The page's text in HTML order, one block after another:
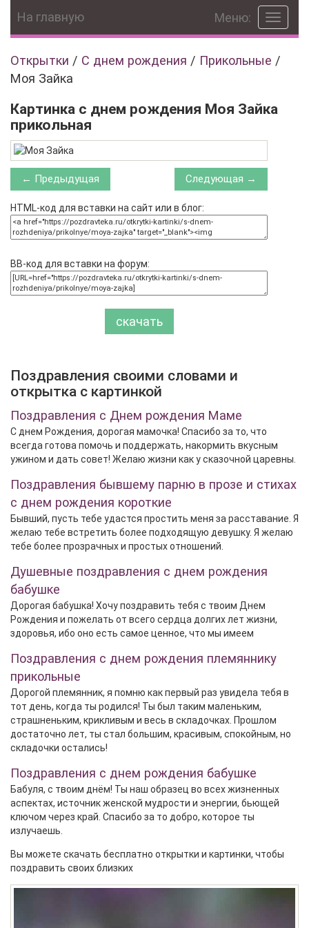
Toggle
На главную Меню:
Открытки / C днем рождения / Прикольные /
Моя Зайка
Картинка с днем рождения Моя Зайка
прикольная
← Предыдущая Следующая →
HTML-код для вставки на сайт или в блог:
BB-код для вставки на форум:
скачать
Поздравления своими словами и
открытка с картинкой
Поздравления с Днем рождения Маме
С днем Рождения, дорогая мамочка! Спасибо за то, что
всегда готова помочь и поддержать, накормить вкусным
ужином и дать совет! Желаю жизни как у сказочной царевны.
Поздравления бывшему парню в прозе и стихах
с днем рождения короткие
Бывший, пусть тебе удастся простить меня за расставание. Я
желаю тебе встретить более подходящую девушку. Я желаю
тебе более прозрачных и простых отношений.
Душевные поздравления с днем рождения
бабушке
Дорогая бабушка! Хочу поздравить тебя с твоим Днем
Рождения и пожелать от всего сердца долгих лет жизни,
здоровья, ибо оно есть самое ценное, что мы имеем
Поздравления с днем рождения племяннику
прикольные
Дорогой племянник, я помню как первый раз увидела тебя в
тот день, когда ты родился! Ты был таким маленьким,
страшненьким, крикливым и весь в складочках. Прошлом
достаточно лет, ты стал большим, красивым, спокойным, но
складочки остались!
Поздравления с днем рождения бабушке
Бабуля, с твоим днём! Ты наш образец во всех жизненных
аспектах, источник женской мудрости и энергии, бьющей
ключом через край. Спасибо за то добро, которое ты
излучаешь.
Вы можете скачать бесплатно открытки и картинки, чтобы
поздравить своих близких